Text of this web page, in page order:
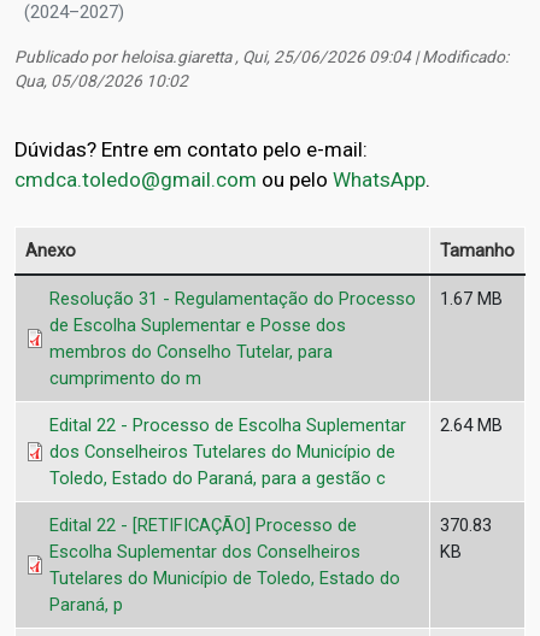
(2024–2027)
Publicado porheloisa.giaretta, Qui, 25/06/2026 09:04 | Modificado:
Qua, 05/08/2026 10:02
Dúvidas? Entre em contato pelo e-mail:
cmdca.toledo@gmail.com ou pelo WhatsApp.
Anexo Tamanho
Resolução 31 - Regulamentação do Processo
de Escolha Suplementar e Posse dos
membros do Conselho Tutelar, para
cumprimento do m
1.67 MB
Edital 22 - Processo de Escolha Suplementar
dos Conselheiros Tutelares do Município de
Toledo, Estado do Paraná, para a gestão c
2.64 MB
Edital 22 - [RETIFICAÇÃO] Processo de
Escolha Suplementar dos Conselheiros
Tutelares do Município de Toledo, Estado do
Paraná, p
370.83
KB